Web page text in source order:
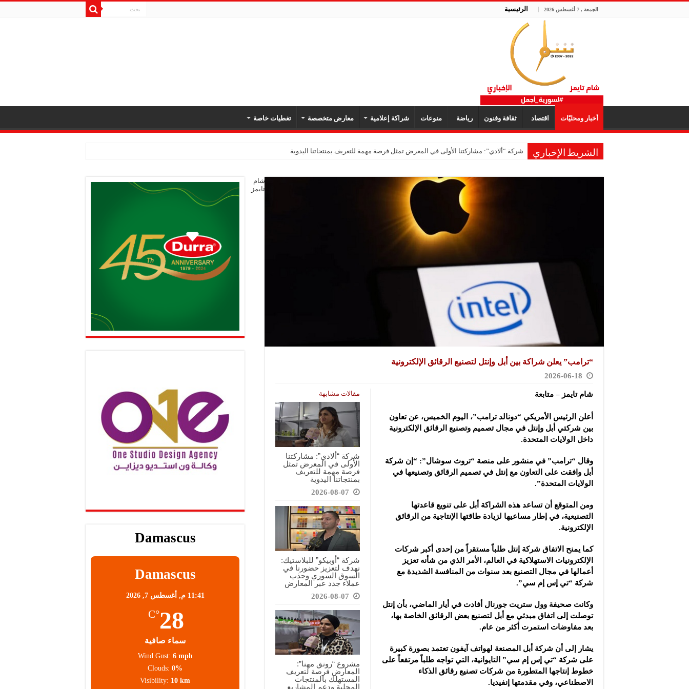
الجمعة , 7 أغسطس 2026 الرئيسية
أخبار ومحليّات اقتصاد ثقافة وفنون رياضة منوعات شراكة إعلامية معارض متخصصة تغطيات خاصة
الشريط الإخباري شركة “ألادي”: مشاركتنا الأولى في المعرض تمثل فرصة مهمة للتعريف بمنتجاتنا اليدوية
“ترامب” يعلن شراكة بين أبل وإنتل لتصنيع الرقائق الإلكترونية
2026-06-18
مقالات مشابهة
شركة “ألادي”: مشاركتنا
الأولى في المعرض تمثل
فرصة مهمة للتعريف
بمنتجاتنا اليدوية
2026-08-07
شركة “أوبيكو” للبلاستيك:
نهدف لتعزيز حضورنا في
السوق السوري وجذب
عملاء جدد عبر المعارض
2026-08-07
مشروع “رونق مهنا”:
المعارض فرصة لتعريف
المستهلك بالمنتجات
المحلية ودعم المشاريع
شام تايمز – متابعة
أعلن الرئيس الأمريكي “دونالد ترامب”، اليوم الخميس، عن تعاون
بين شركتي أبل وإنتل في مجال تصميم وتصنيع الرقائق الإلكترونية
داخل الولايات المتحدة.
وقال “ترامب” في منشور على منصة “تروث سوشال”: “إن شركة
أبل وافقت على التعاون مع إنتل في تصميم الرقائق وتصنيعها في
الولايات المتحدة”.
ومن المتوقع أن تساعد هذه الشراكة أبل على تنويع قاعدتها
التصنيعية، في إطار مساعيها لزيادة طاقتها الإنتاجية من الرقائق
الإلكترونية.
كما يمنح الاتفاق شركة إنتل طلباً مستقراً من إحدى أكبر شركات
الإلكترونيات الاستهلاكية في العالم، الأمر الذي من شأنه تعزيز
أعمالها في مجال التصنيع بعد سنوات من المنافسة الشديدة مع
شركة “تي إس إم سي”.
وكانت صحيفة وول ستريت جورنال أفادت في أيار الماضي، بأن إنتل
توصلت إلى اتفاق مبدئي مع أبل لتصنيع بعض الرقائق الخاصة بها،
بعد مفاوضات استمرت أكثر من عام.
يشار إلى أن شركة أبل المصنعة لهواتف آيفون تعتمد بصورة كبيرة
على شركة “تي إس إم سي” التايوانية، التي تواجه طلباً مرتفعاً على
خطوط إنتاجها المتطورة من شركات تصنيع رقائق الذكاء
الاصطناعي، وفي مقدمتها إنفيديا.
Damascus
Damascus
11:41 م, أغسطس 7, 2026
28
°C
سماء صافية
Wind Gust: 6 mph
Clouds: 0%
Visibility: 10 km
شام
تايمز